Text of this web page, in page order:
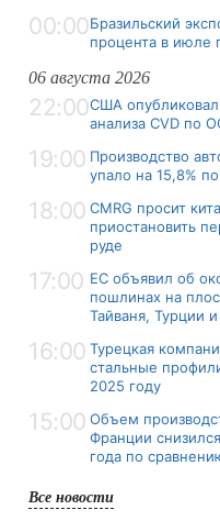
00:00Бразильский
процента в июле
06 августа 2026
22:00США
анализа CVD по
19:00 Производство
упало на 15,8%
18:00 CMRG просит
приостановить
руде
17:00 ЕС объявил об
пошлинах на
Тайваня, Турции
16:00 Турецкая
стальные
2025 году
15:00 Объем
Франции
года по
Все новости